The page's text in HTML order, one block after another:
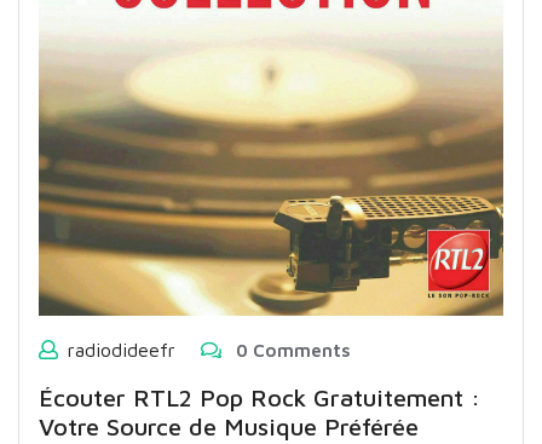
radiodideefr 0 Comments
Écouter RTL2 Pop Rock Gratuitement :
Votre Source de Musique Préférée